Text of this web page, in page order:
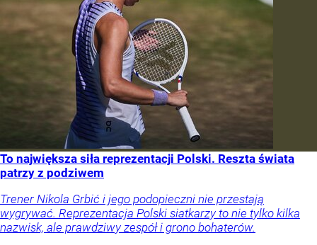
To największa siła reprezentacji Polski. Reszta świata
patrzy z podziwem
Trener Nikola Grbić i jego podopieczni nie przestają
wygrywać. Reprezentacja Polski siatkarzy to nie tylko kilka
nazwisk, ale prawdziwy zespół i grono bohaterów.